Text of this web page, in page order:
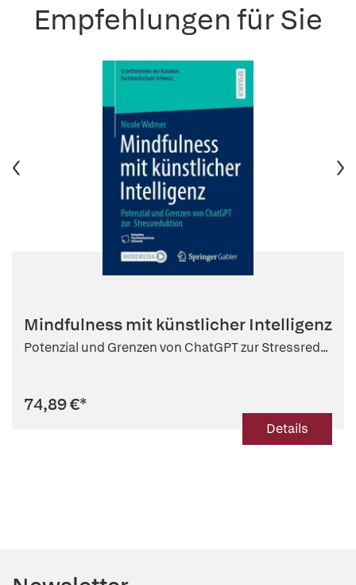
Empfehlungen für Sie
Mindfulness mit künstlicher Intelligenz
Potenzial und Grenzen von ChatGPT zur Stressred...
74,89 €*
Details